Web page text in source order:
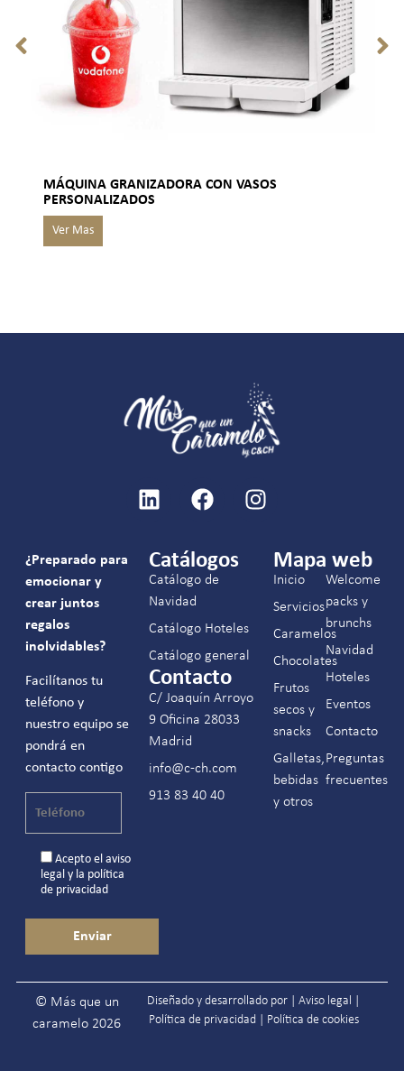
MÁQUINA GRANIZADORA CON VASOS
PERSONALIZADOS
¿Preparado para
emocionar y
crear juntos
regalos
inolvidables?
Facilítanos tu
teléfono y
nuestro equipo se
pondrá en
contacto contigo
Acepto el aviso
legaly la política
de privacidad
Catálogos
Catálogo de
Navidad
Catálogo Hoteles
Catálogo general
Contacto
C/ Joaquín Arroyo
9 Oficina 28033
Madrid
info@c-ch.com
913 83 40 40
Mapa web
Inicio
Servicios
Caramelos
Chocolates
Frutos
secos y
snacks
Galletas,
bebidas
y otros
Welcome
packs y
brunchs
Navidad
Hoteles
Eventos
Contacto
Preguntas
frecuentes
© Más que un
caramelo 2026
Diseñado y desarrollado por |Aviso legal
Política de privacidad
Política de cookies